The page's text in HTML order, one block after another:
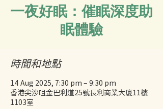
一夜好眠：催眠深度助
眠體驗
時間和地點
14 Aug 2025, 7:30 pm – 9:30 pm
香港尖沙咀金巴利道25號長利商業大廈11樓
1103室